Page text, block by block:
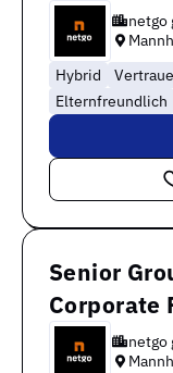
netgo
Hybrid
Elternfreundlich
Senior
Corporate
netgo